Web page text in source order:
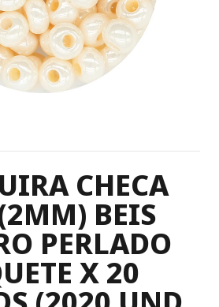
CHECA
BEIS
PERLADO
X 20